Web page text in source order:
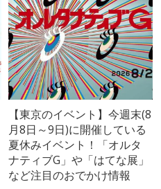
【東京のイベント】今週末(8
月8日～9日)に開催している
夏休みイベント！「オルタ
ナティブG」や「はてな展」
など注目のおでかけ情報